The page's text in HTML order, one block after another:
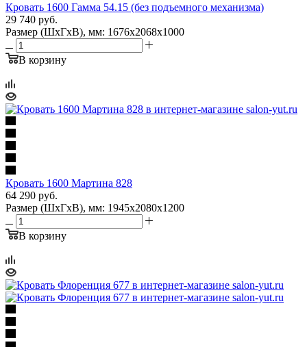
Кровать 1600 Гамма 54.15 (без подъемного механизма)
29 740 руб.
Размер (ШхГхВ), мм: 1676х2068х1000
В корзину
Кровать 1600 Мартина 828
64 290 руб.
Размер (ШхГхВ), мм: 1945х2080х1200
В корзину